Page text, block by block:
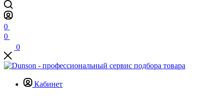
0
0
0
Кабинет